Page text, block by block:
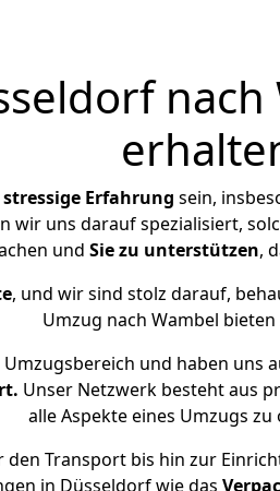
stressige Erfahrung sein,
wir uns darauf spezialisiert,
und Sie zu unterstützen,
, und wir sind stolz darauf,
Umzug nach Wambel
Umzugsbereich und haben uns
Unser Netzwerk besteht aus
alle Aspekte eines Umzugs
Transport bis hin zur
in Düsseldorf wie das